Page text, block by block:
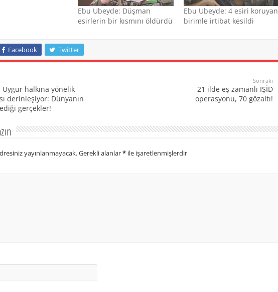
Ebu Ubeyde: Düşman
esirlerin bir kısmını öldürdü
Ebu Ubeyde: 4 esiri koruyan
birimle irtibat kesildi
Facebook Twitter
Uygur halkına yönelik
derinleşiyor: Dünyanın
gerçekler!
Sonraki
21 ilde eş zamanlı IŞİD
operasyonu, 70 gözaltı!
yayınlanmayacak.Gerekli alanlar*ile işaretlenmişlerdir